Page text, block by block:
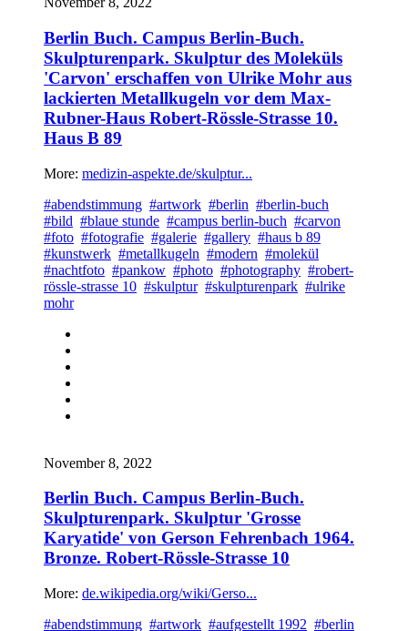
Berlin Buch. Campus Berlin-Buch.
Skulpturenpark. Skulptur des Moleküls
'Carvon' erschaffen von Ulrike Mohr aus
lackierten Metallkugeln vor dem Max-
Rubner-Haus Robert-Rössle-Strasse 10.
Haus B 89
More: medizin-aspekte.de/skulptur...
#abendstimmung #artwork #berlin #berlin-buch
#bild #blaue stunde #campus berlin-buch #carvon
#foto #fotografie #galerie #gallery #haus b 89
#kunstwerk #metallkugeln #modern #molekül
#nachtfoto #pankow #photo #photography #robert-
rössle-strasse 10 #skulptur #skulpturenpark #ulrike
mohr
November 8, 2022
Berlin Buch. Campus Berlin-Buch.
Skulpturenpark. Skulptur 'Grosse
Karyatide' von Gerson Fehrenbach 1964.
Bronze. Robert-Rössle-Strasse 10
More: de.wikipedia.org/wiki/Gerso...
#abendstimmung #artwork #aufgestellt 1992 #berlin